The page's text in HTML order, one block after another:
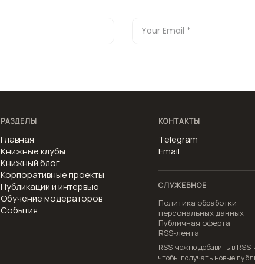
РАЗДЕЛЫ
Главная
Книжные клубы
Книжный блог
Корпоративные проекты
Публикации и интервью
Обучение модераторов
События
КОНТАКТЫ
Telegram
Email
СЛУЖЕБНОЕ
Политика обработки
персональных данных
Публичная оферта
RSS-лента
RSS можно добавить в
чтобы получать новые